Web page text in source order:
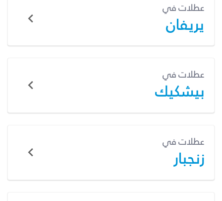
عطلات في
يريفان
عطلات في
بيشكيك
عطلات في
زنجبار